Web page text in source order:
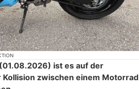
ist es auf der
zwischen einem Motorrad